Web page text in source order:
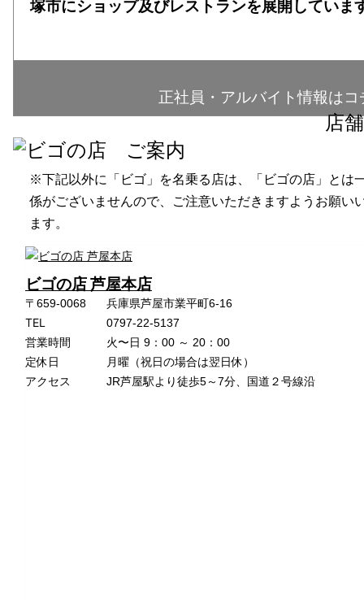
塚市にショップ及びレストランを展開していま
正社員・アルバイト情報は
店
※下記以外に「ビゴ」を名乗る店は、「ビゴの店」とは
係がございませんので、ご注意いただきますようお願い
ます。
ビゴの店 芦屋本店
〒659-0068 兵庫県芦屋市業平町6-16
TEL 0797-22-5137
営業時間 火〜日 9：00 ～ 20：00
定休日 月曜（祝日の場合は翌日休）
アクセス JR芦屋駅より徒歩5～7分、国道２号線沿